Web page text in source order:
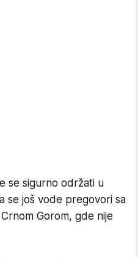
se sigurno održati u
se još vode pregovori sa
Gorom, gde nije